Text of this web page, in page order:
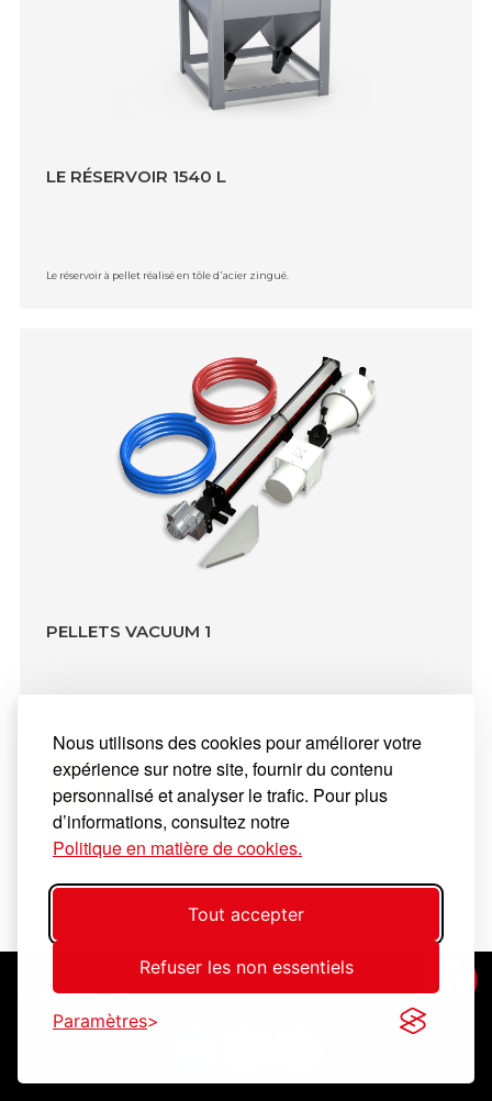
Nous utilisons des cookies pour améliorer votre
expérience sur notre site, fournir du contenu
personnalisé et analyser le trafic. Pour plus
d’informations, consultez notre
Politique en matière de cookies.
Tout accepter
Refuser les non essentiels
Paramètres
LE RÉSERVOIR 1540 L
Le réservoir à pellet réalisé en tôle d᾿acier zingué.
PELLETS VACUUM 1
Pellet A1
Cookies RGPD Sitemap